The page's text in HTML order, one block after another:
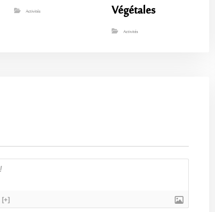
Activités
Végétales
Activités
[+]